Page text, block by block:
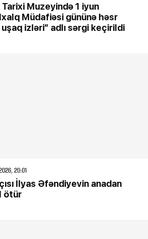
Muzeyində 1 iyun
Müdafiəsi gününə həsr
izləri” adlı sərgi keçirildi
20:01
İlyas Əfəndiyevin anadan
ötür